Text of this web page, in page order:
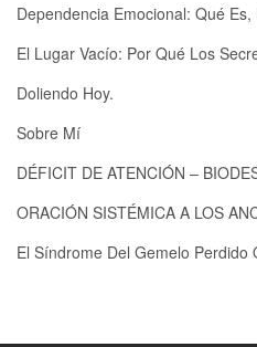
Dependencia Emocional: Qué
El Lugar Vacío: Por Qué Los
Doliendo Hoy.
Sobre Mí
DÉFICIT DE ATENCIÓN –
ORACIÓN SISTÉMICA A LOS
El Síndrome Del Gemelo Perdido